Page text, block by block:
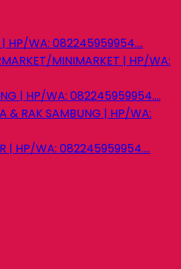
| HP/WA: 082245959954....
MINIMARKET | HP/WA:
| HP/WA: 082245959954....
& RAK SAMBUNG | HP/WA:
| HP/WA: 082245959954....